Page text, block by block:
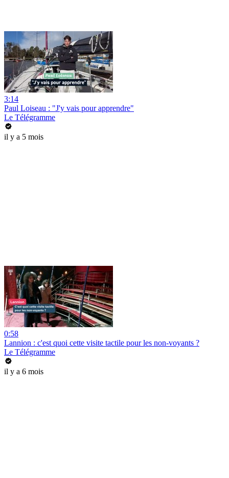
3:14
Paul Loiseau : "J'y vais pour apprendre"
Le Télégramme
il y a 5 mois
0:58
Lannion : c'est quoi cette visite tactile pour les non-voyants ?
Le Télégramme
il y a 6 mois